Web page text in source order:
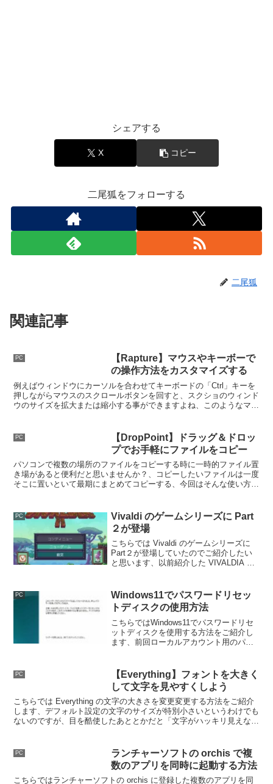
シェアする
X コピー
二尾狐をフォローする
二尾狐
関連記事
PC
【Rapture】マウスやキーボーで
の操作方法をカスタマイズする
例えばウィンドウにカーソルを合わせてキーボードの「Ctrl」キーを
押しながらマウスのスクロールボタンを回すと、スクショのウィンド
ウのサイズを拡大または縮小する事ができますよね、このようなマウ
PC
【DropPoint】ドラッグ＆ドロッ
プでお手軽にファイルをコピー
パソコンで複数の場所のファイルをコピーする時に一時的ファイル置
き場があると便利だと思いませんか？、コピーしたいファイルは一度
そこに置いといて最期にまとめてコピーする、今回はそんな使い方が
PC
Vivaldi のゲームシリーズに Part
２が登場
こちらでは Vivaldi のゲームシリーズに
Part２が登場していたのでご紹介したい
と思います、以前紹介した VIVALDIA は
るタイプのアクションゲームという感じ
です。
PC
Windows11でパスワードリセッ
トディスクの使用方法
こちらではWindows11でパスワードリセ
ットディスクを使用する方法をご紹介し
ます、前回ローカルアカウント用のパス
ードリセットディスクを使ってリセット
する方法を確認してみます。
PC
【Everything】フォントを大きく
して文字を見やすくしよう
こちらでは Everything の文字の大きさを変更変更する方法をご紹介
します、デフォルト設定の文字のサイズが特別小さいというわけでも
ないのですが、目を酷使したあととかだと「文字がハッキリ見えな
PC
ランチャーソフトの orchis で複
数のアプリを同時に起動する方法
こちらではランチャーソフトの orchis に登録した複数のアプリを同